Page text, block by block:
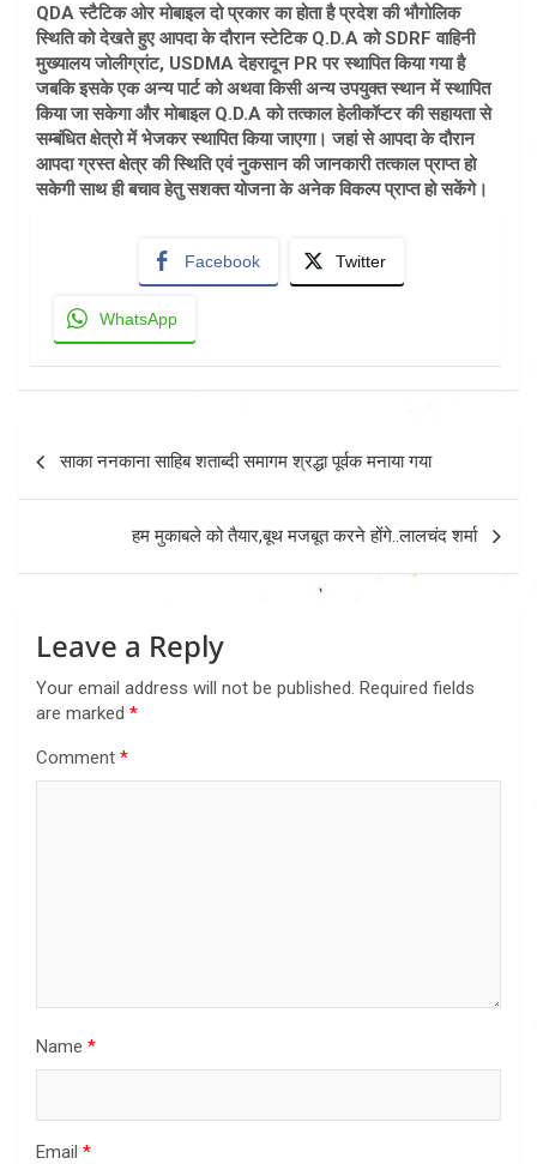
QDA स्टैटिक ओर मोबाइल दो प्रकार का होता है प्रदेश की भौगोलिक
स्थिति को देखते हुए आपदा के दौरान स्टेटिक Q.D.A को SDRF वाहिनी
मुख्यालय जोलीग्रांट, USDMA देहरादून PR पर स्थापित किया गया है
जबकि इसके एक अन्य पार्ट को अथवा किसी अन्य उपयुक्त स्थान में स्थापित
किया जा सकेगा और मोबाइल Q.D.A को तत्काल हेलीकॉप्टर की सहायता से
सम्बंधित क्षेत्रो में भेजकर स्थापित किया जाएगा। जहां से आपदा के दौरान
आपदा ग्रस्त क्षेत्र की स्थिति एवं नुकसान की जानकारी तत्काल प्राप्त हो
सकेगी साथ ही बचाव हेतु सशक्त योजना के अनेक विकल्प प्राप्त हो सकेंगे।
Facebook Twitter
WhatsApp
navigation
साका ननकाना साहिब शताब्दी समागम श्रद्धा पूर्वक मनाया गया
हम मुकाबले को तैयार,बूथ मजबूत करने होंगे..लालचंद शर्मा
Leave a Reply
Your email address will not be published. Required fields
are marked *
Comment *
Name *
Email *